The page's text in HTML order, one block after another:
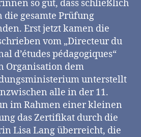
so gut, dass schließlich
die gesamte Prüfung
Erst jetzt kamen die
vom „Directeur du
d’études pédagogiques“
Organisation dem
unterstellt
alle in der 11.
im Rahmen einer kleinen
das Zertifikat durch die
Lisa Lang überreicht, die